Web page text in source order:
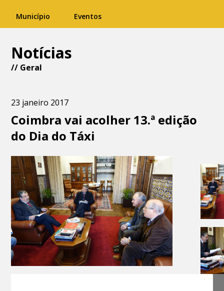
Município Eventos
Notícias
// Geral
23 janeiro 2017
Coimbra vai acolher 13.ª edição
do Dia do Táxi